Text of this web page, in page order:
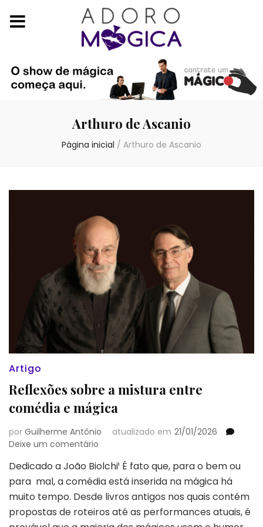
Arthuro de Ascanio
Página inicial / Arthuro de Ascanio
Artigo
Reflexões sobre a mistura entre
comédia e mágica
por Guilherme Antônio atualizado em 21/01/2026
Deixe um comentário
sobre
a
mistura
comédia
Dedicado a João Biolchi¹ É fato que, para o bem ou
para mal, a comédia está inserida na mágica há
muito tempo. Desde livros antigos nos quais contém
propostas de roteiros até as performances atuais, é